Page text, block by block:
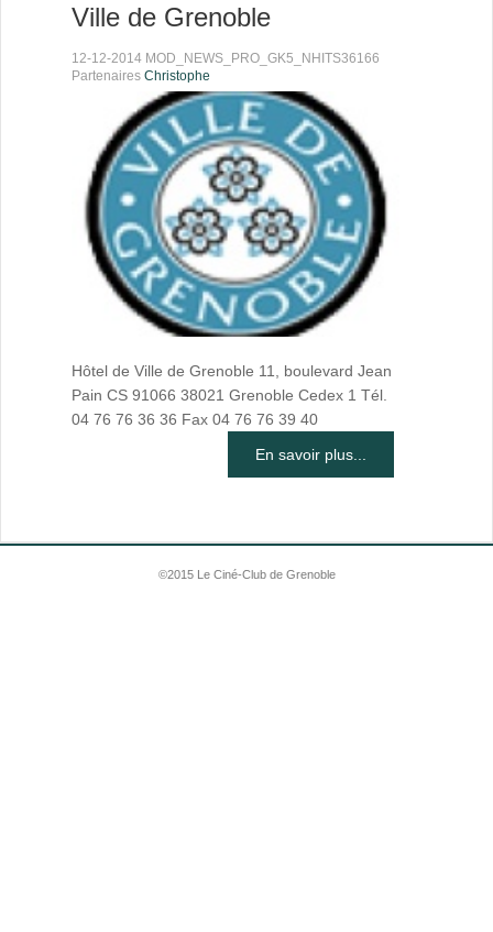
Ville de Grenoble
12-12-2014 MOD_NEWS_PRO_GK5_NHITS36166
Partenaires Christophe
Hôtel de Ville de Grenoble 11, boulevard Jean
Pain CS 91066 38021 Grenoble Cedex 1 Tél.
04 76 76 36 36 Fax 04 76 76 39 40
En savoir plus...
©2015 Le Ciné-Club de Grenoble